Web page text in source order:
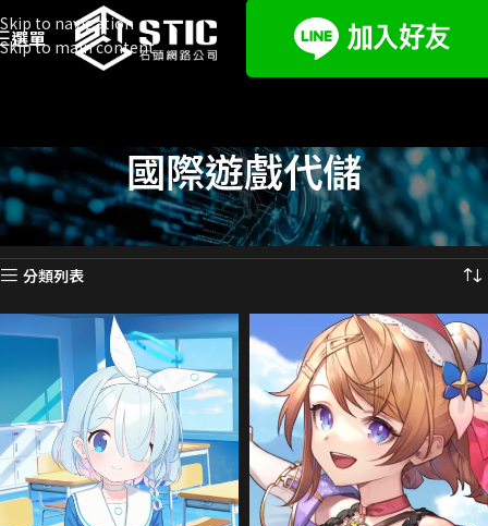
Skip to navigation
Skip to main content
選單
國際遊戲代儲
首頁 遊戲代儲 國際遊戲代儲 頁面 47
顯示第 553 至 564 項結果，共 647 項
分類列表